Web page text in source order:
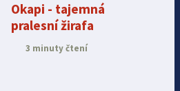
Okapi - tajemná
pralesní žirafa
3 minuty čtení